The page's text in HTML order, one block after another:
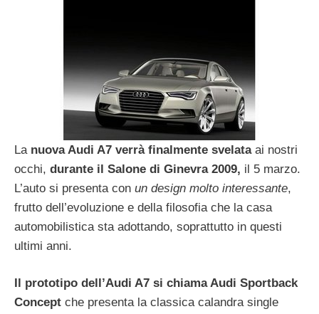
Lanuova Audi A7 verrà finalmente svelataai nostri
occhi, durante il Salone di Ginevra 2009, il 5 marzo.
L’auto si presenta con un design molto interessante,
frutto dell’evoluzione e della filosofia che la casa
automobilistica sta adottando, soprattutto in questi
ultimi anni.
Il prototipo dell’Audi A7 si chiama Audi Sportback
Concept che presenta la classica calandra single